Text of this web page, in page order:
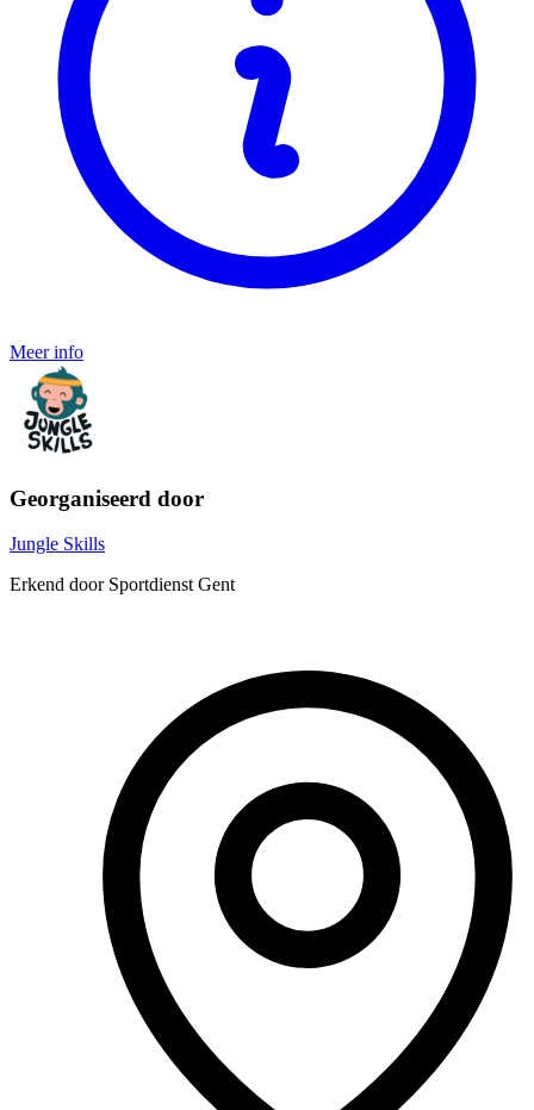
Meer info
Georganiseerd door
Jungle Skills
Erkend door Sportdienst Gent